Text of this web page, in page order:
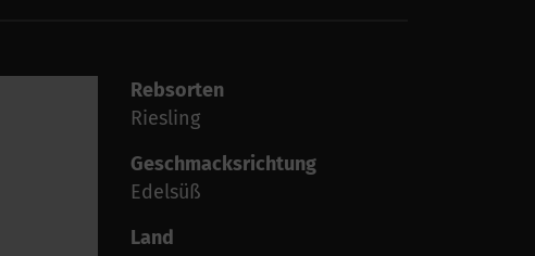
Rebsorten
Riesling
Geschmacksrichtung
Edelsüß
Land